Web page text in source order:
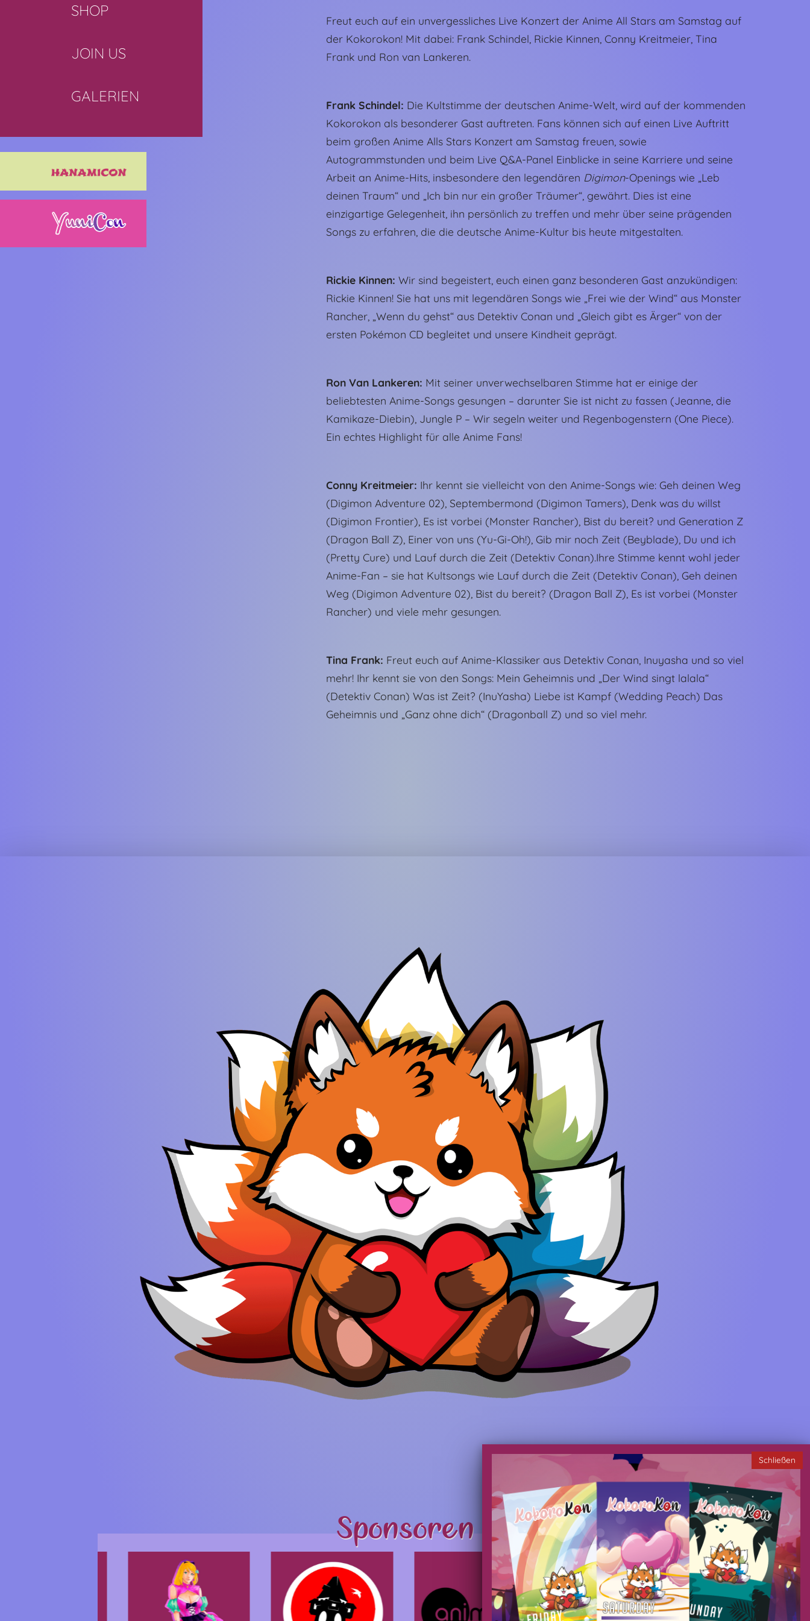
Freut euch auf ein unvergessliches Live Konzert der Anime All Stars am Samstag auf
der Kokorokon! Mit dabei: Frank Schindel, Rickie Kinnen, Conny Kreitmeier, Tina
Frank und Ron van Lankeren.
Frank Schindel: Die Kultstimme der deutschen Anime-Welt, wird auf der kommenden
Kokorokon als besonderer Gast auftreten. Fans können sich auf einen Live Auftritt
beim großen Anime Alls Stars Konzert am Samstag freuen, sowie
Autogrammstunden und beim Live Q&A-Panel Einblicke in seine Karriere und seine
Arbeit an Anime-Hits, insbesondere den legendären Digimon-Openings wie „Leb
deinen Traum“ und „Ich bin nur ein großer Träumer“, gewährt. Dies ist eine
einzigartige Gelegenheit, ihn persönlich zu treffen und mehr über seine prägenden
Songs zu erfahren, die die deutsche Anime-Kultur bis heute mitgestalten.
Rickie Kinnen: Wir sind begeistert, euch einen ganz besonderen Gast anzukündigen:
Rickie Kinnen! Sie hat uns mit legendären Songs wie „Frei wie der Wind“ aus Monster
Rancher, „Wenn du gehst“ aus Detektiv Conan und „Gleich gibt es Ärger“ von der
ersten Pokémon CD begleitet und unsere Kindheit geprägt.
Ron Van Lankeren: Mit seiner unverwechselbaren Stimme hat er einige der
beliebtesten Anime-Songs gesungen – darunter Sie ist nicht zu fassen (Jeanne, die
Kamikaze-Diebin), Jungle P – Wir segeln weiter und Regenbogenstern (One Piece).
Ein echtes Highlight für alle Anime Fans!
Conny Kreitmeier: Ihr kennt sie vielleicht von den Anime-Songs wie: Geh deinen Weg
(Digimon Adventure 02), Septembermond (Digimon Tamers), Denk was du willst
(Digimon Frontier), Es ist vorbei (Monster Rancher), Bist du bereit? und Generation Z
(Dragon Ball Z), Einer von uns (Yu-Gi-Oh!), Gib mir noch Zeit (Beyblade), Du und ich
(Pretty Cure) und Lauf durch die Zeit (Detektiv Conan).Ihre Stimme kennt wohl jeder
Anime-Fan – sie hat Kultsongs wie Lauf durch die Zeit (Detektiv Conan), Geh deinen
Weg (Digimon Adventure 02), Bist du bereit? (Dragon Ball Z), Es ist vorbei (Monster
Rancher) und viele mehr gesungen.
Tina Frank: Freut euch auf Anime-Klassiker aus Detektiv Conan, Inuyasha und so viel
mehr! Ihr kennt sie von den Songs: Mein Geheimnis und „Der Wind singt lalala“
(Detektiv Conan) Was ist Zeit? (InuYasha) Liebe ist Kampf (Wedding Peach) Das
Geheimnis und „Ganz ohne dich“ (Dragonball Z) und so viel mehr.
SHOP
JOIN US
GALERIEN
Schließen
Sponsoren